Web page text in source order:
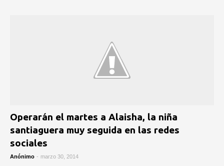
Operarán el martes a Alaisha, la niña
santiaguera muy seguida en las redes
sociales
Anónimo - marzo 30, 2014